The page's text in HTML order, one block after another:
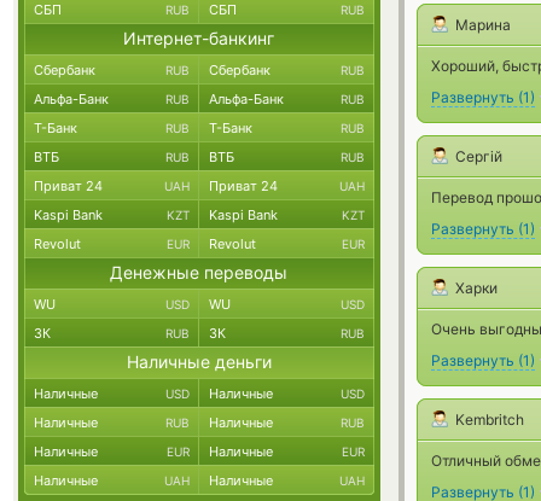
Марина
Хороший,
Развернуть (1)
Сергій
Перевод
Развернуть (1)
Харки
Очень
Развернуть (1)
Kembritch
Отличный
Развернуть (1)
СБП RUB СБП RUB
Интернет-банкинг
Сбербанк RUB Сбербанк RUB
Альфа-Банк RUB Альфа-Банк RUB
Т-Банк RUB Т-Банк RUB
ВТБ RUB ВТБ RUB
Приват 24 UAH Приват 24 UAH
Kaspi Bank KZT Kaspi Bank KZT
Revolut EUR Revolut EUR
Денежные переводы
WU USD WU USD
ЗК RUB ЗК RUB
Наличные деньги
Наличные USD Наличные USD
Наличные RUB Наличные RUB
Наличные EUR Наличные EUR
Наличные UAH Наличные UAH